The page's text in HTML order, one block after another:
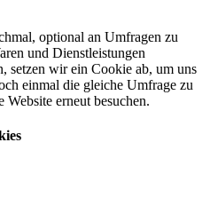
optional an Umfragen zu
und Dienstleistungen
setzen wir ein Cookie ab, um uns
einmal die gleiche Umfrage zu
Website erneut besuchen.